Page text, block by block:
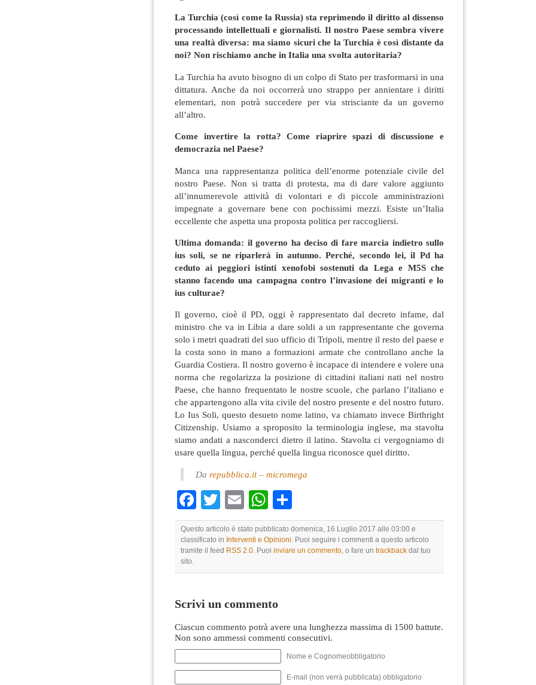
La Turchia (così come la Russia) sta reprimendo il diritto al dissenso
processando intellettuali e giornalisti. Il nostro Paese sembra vivere
una realtà diversa: ma siamo sicuri che la Turchia è così distante da
noi? Non rischiamo anche in Italia una svolta autoritaria?
La Turchia ha avuto bisogno di un colpo di Stato per trasformarsi in una
dittatura. Anche da noi occorrerà uno strappo per annientare i diritti
elementari, non potrà succedere per via strisciante da un governo
all’altro.
Come invertire la rotta? Come riaprire spazi di discussione e
democrazia nel Paese?
Manca una rappresentanza politica dell’enorme potenziale civile del
nostro Paese. Non si tratta di protesta, ma di dare valore aggiunto
all’innumerevole attività di volontari e di piccole amministrazioni
impegnate a governare bene con pochissimi mezzi. Esiste un’Italia
eccellente che aspetta una proposta politica per raccogliersi.
Ultima domanda: il governo ha deciso di fare marcia indietro sullo
ius soli, se ne riparlerà in autunno. Perché, secondo lei, il Pd ha
ceduto ai peggiori istinti xenofobi sostenuti da Lega e M5S che
stanno facendo una campagna contro l’invasione dei migranti e lo
ius culturae?
Il governo, cioè il PD, oggi è rappresentato dal decreto infame, dal
ministro che va in Libia a dare soldi a un rappresentante che governa
solo i metri quadrati del suo ufficio di Tripoli, mentre il resto del paese e
la costa sono in mano a formazioni armate che controllano anche la
Guardia Costiera. Il nostro governo è incapace di intendere e volere una
norma che regolarizza la posizione di cittadini italiani nati nel nostro
Paese, che hanno frequentato le nostre scuole, che parlano l’italiano e
che appartengono alla vita civile del nostro presente e del nostro futuro.
Lo Ius Soli, questo desueto nome latino, va chiamato invece Birthright
Citizenship. Usiamo a sproposito la terminologia inglese, ma stavolta
siamo andati a nasconderci dietro il latino. Stavolta ci vergogniamo di
usare quella lingua, perché quella lingua riconosce quel diritto.
Da repubblica.it – micromega
Facebook
TwitterEmailWhatsApp
Questo articolo è stato pubblicato domenica, 16 Luglio 2017 alle 03:00 e
classificato in Interventi e Opinioni. Puoi seguire i commenti a questo articolo
tramite il feed RSS 2.0. Puoi inviare un commento, o fare un trackback dal tuo
sito.
Scrivi un commento
Ciascun commento potrà avere una lunghezza massima di 1500 battute.
Non sono ammessi commenti consecutivi.
Nome e Cognomeobbligatorio
E-mail (non verrà pubblicata) obbligatorio